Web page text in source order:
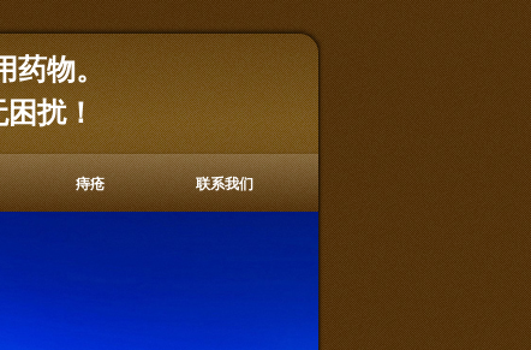
药物。
困扰！
痔疮 联系我们